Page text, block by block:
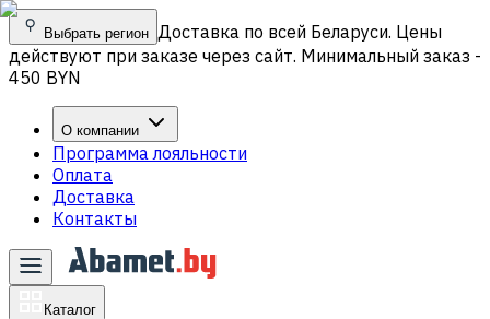
Выбрать регион Доставка по всей Беларуси. Цены
действуют при заказе через сайт. Минимальный заказ -
450 BYN
О компании
Программа лояльности
Оплата
Доставка
Контакты
Каталог